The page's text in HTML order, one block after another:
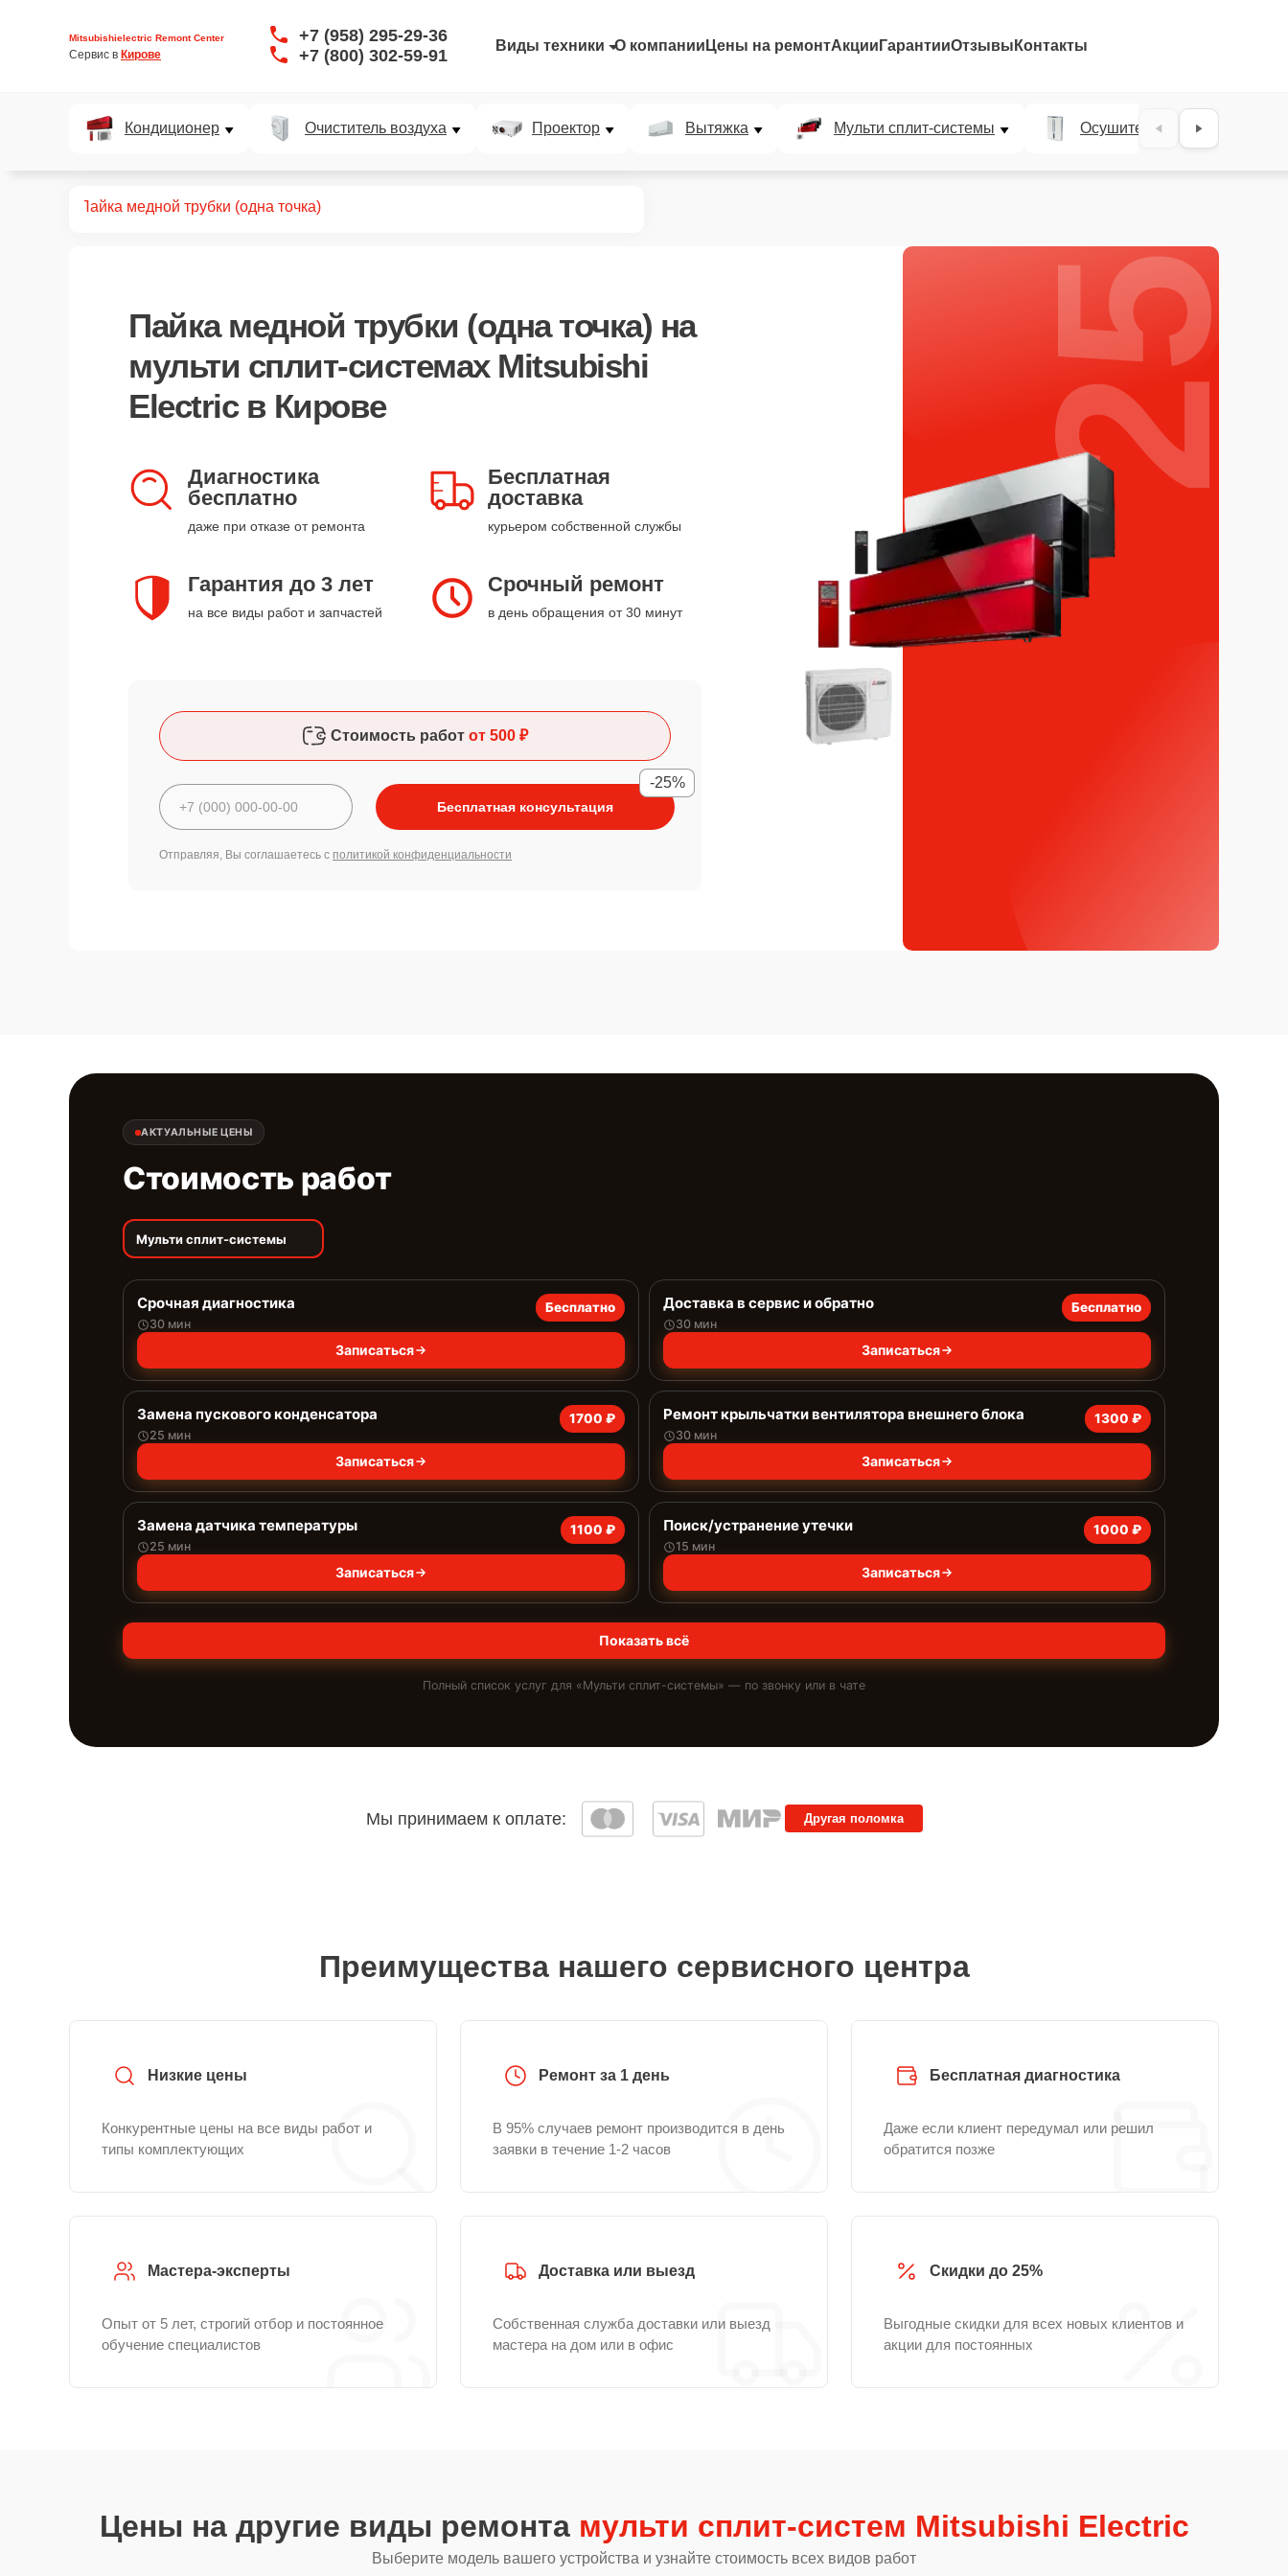
Mitsubishielectric Remont Center
Сервис в Кирове
+7 (958) 295-29-36
+7 (800) 302-59-91
Виды техники О компании Цены на ремонтАкции ГарантииОтзывы Контакты
Кондиционер Очиститель воздуха Проектор Вытяжка Мульти сплит-системы Осушители воздуха
Пайка медной трубки (одна точка)
Пайка медной трубки (одна точка) на
мульти сплит-системах Mitsubishi
Electric в Кирове
Диагностика
бесплатно
даже при отказе от ремонта
Бесплатная
доставка
курьером собственной службы
Гарантия до 3 лет
на все виды работ и запчастей
Срочный ремонт
в день обращения от 30 минут
Стоимость работ от 500 ₽
Бесплатная консультация
-25%
Отправляя, Вы соглашаетесь с политикой конфиденциальности
25%
АКТУАЛЬНЫЕ ЦЕНЫ
Стоимость работ
Мульти сплит-системы
Срочная диагностика
30 мин
Бесплатно
Записаться
Доставка в сервис и обратно
30 мин
Бесплатно
Записаться
Замена пускового конденсатора
25 мин
1700 ₽
Записаться
Ремонт крыльчатки вентилятора внешнего блока
30 мин
1300 ₽
Записаться
Замена датчика температуры
25 мин
1100 ₽
Записаться
Поиск/устранение утечки
15 мин
1000 ₽
Записаться
Показать всё
Полный список услуг для «Мульти сплит-системы» — по звонку или в чате
Мы принимаем к оплате: Другая поломка
Преимущества нашего сервисного центра
Низкие цены
Конкурентные цены на все виды работ и
типы комплектующих
Ремонт за 1 день
В 95% случаев ремонт производится в день
заявки в течение 1-2 часов
Бесплатная диагностика
Даже если клиент передумал или решил
обратится позже
Мастера-эксперты
Опыт от 5 лет, строгий отбор и постоянное
обучение специалистов
Доставка или выезд
Собственная служба доставки или выезд
мастера на дом или в офис
Скидки до 25%
Выгодные скидки для всех новых клиентов и
акции для постоянных
Цены на другие виды ремонта мульти сплит-систем Mitsubishi Electric
Выберите модель вашего устройства и узнайте стоимость всех видов работ